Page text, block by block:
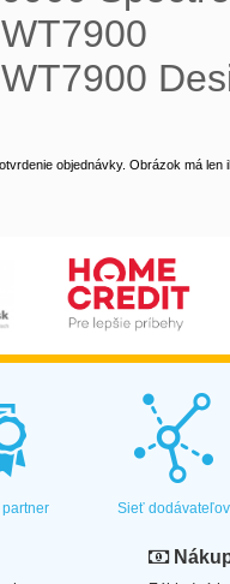
objednávky. Obrázok má len
Sieť dodávateľov